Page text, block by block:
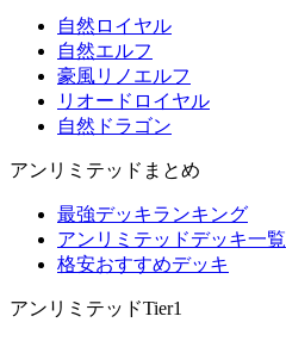
自然ロイヤル
自然エルフ
豪風リノエルフ
リオードロイヤル
自然ドラゴン
アンリミテッドまとめ
最強デッキランキング
アンリミテッドデッキ一覧
格安おすすめデッキ
アンリミテッドTier1